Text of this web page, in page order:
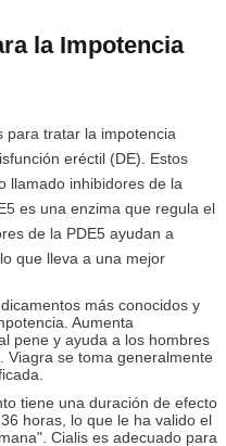
la Impotencia
para tratar la impotencia
eréctil (DE). Estos
llamado inhibidores de la
es una enzima que regula el
de la PDE5 ayudan a
que lleva a una mejor
más conocidos y
Aumenta
pene y ayuda a los hombres
Viagra se toma generalmente
tiene una duración de efecto
horas, lo que le ha valido el
Cialis es adecuado para